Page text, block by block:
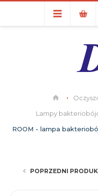
Lampy
ROOM - lampa
POPRZEDNI